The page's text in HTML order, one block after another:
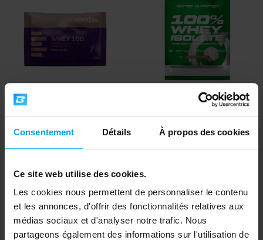
Consentement Détails À propos des cookies
Ce site web utilise des cookies.
Les cookies nous permettent de personnaliser le contenu
et les annonces, d'offrir des fonctionnalités relatives aux
médias sociaux et d'analyser notre trafic. Nous
partageons également des informations sur l'utilisation de
Voxberg
Whey 100 30 g
100% Whey Isolate 25 g